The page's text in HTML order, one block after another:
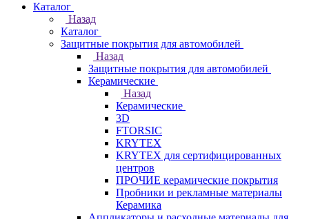
Каталог
Назад
Каталог
Защитные покрытия для автомобилей
Назад
Защитные покрытия для автомобилей
Керамические
Назад
Керамические
3D
FTORSIC
KRYTEX
KRYTEX для сертифицированных
центров
ПРОЧИЕ керамические покрытия
Пробники и рекламные материалы
Керамика